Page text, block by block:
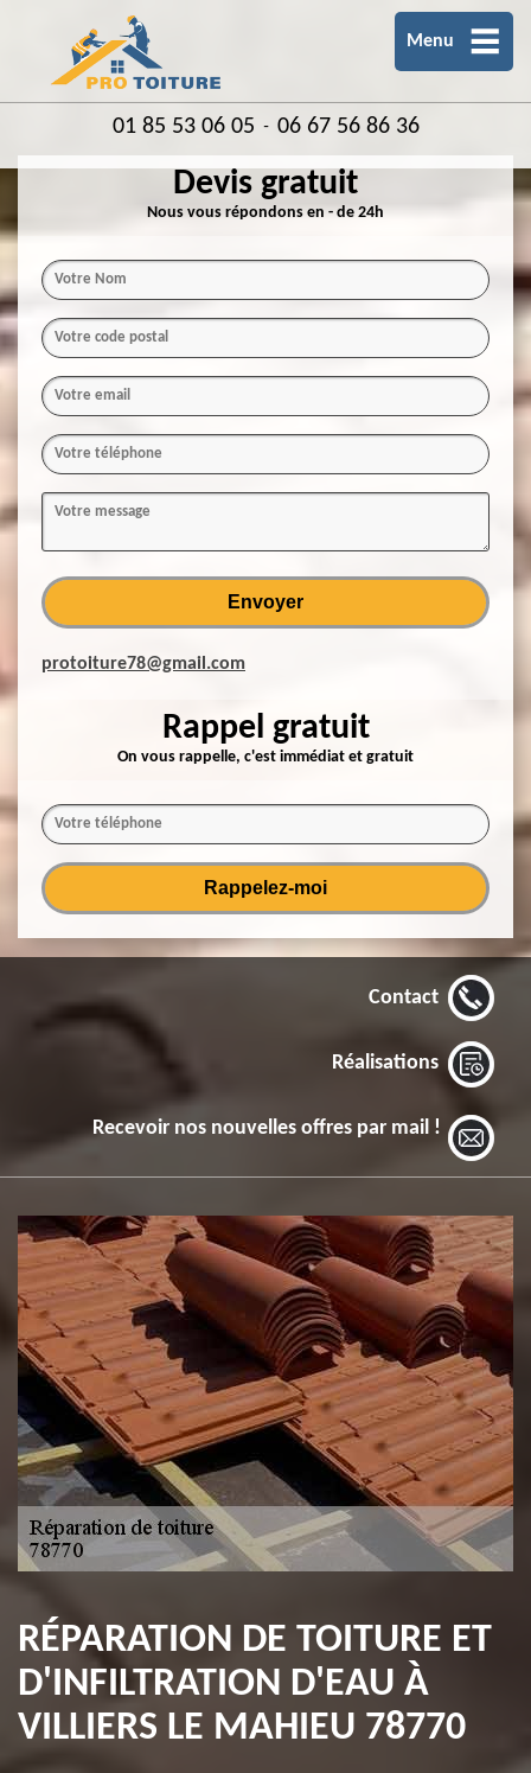
Menu
01 85 53 06 05 - 06 67 56 86 36
Devis gratuit
Nous vous répondons en - de 24h
protoiture78@gmail.com
Rappel gratuit
On vous rappelle, c'est immédiat et gratuit
Contact
Réalisations
Recevoir nos nouvelles offres par mail !
RÉPARATION DE TOITURE ET
D'INFILTRATION D'EAU À
VILLIERS LE MAHIEU 78770